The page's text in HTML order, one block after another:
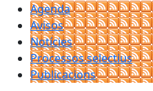
Agenda
Avisos
Notícies
Processos selectius
Publicacions